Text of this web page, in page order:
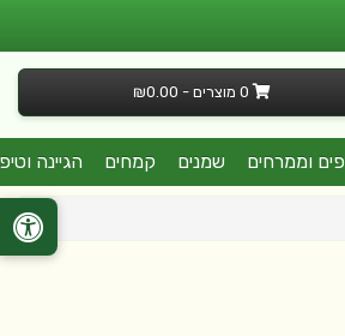
0 מוצרים - ₪0.00
וממרחים שמנים קמחים הגיינה